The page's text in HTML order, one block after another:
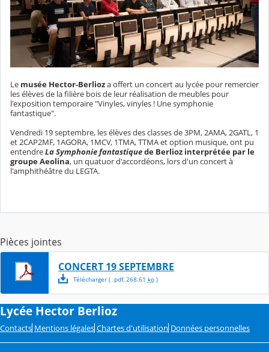
Le musée Hector-Berlioza offert un concert au lycée pour remercier
les élèves de la filière bois de leur réalisation de meubles pour
l'exposition temporaire "Vinyles, vinyles ! Une symphonie
fantastique".
Vendredi 19 septembre, les élèves des classes de 3PM, 2AMA, 2GATL, 1
et 2CAP2MF, 1AGORA, 1MCV, 1TMA, TTMA et option musique, ont pu
entendreLa Symphonie fantastiquede Berlioz interprétée par le
groupe Aeolina, un quatuor d'accordéons, lors d'un concert à
l'amphithéâtre du LEGTA.
Pièces jointes
CONCERT 19 SEPTEMBRE
Télécharger( .pdf, 268.61 ko)
Lycée Hector Berlioz
Contacts Mentions légales Chartes d'utilisation Données personnelles